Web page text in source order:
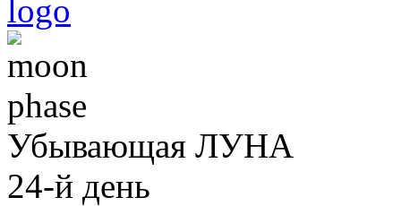
Убывающая ЛУНА
24-й день